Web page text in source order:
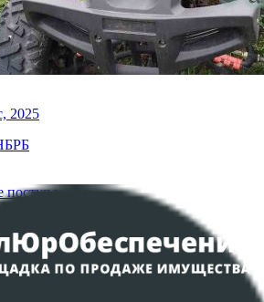
2025
и проведения торгов